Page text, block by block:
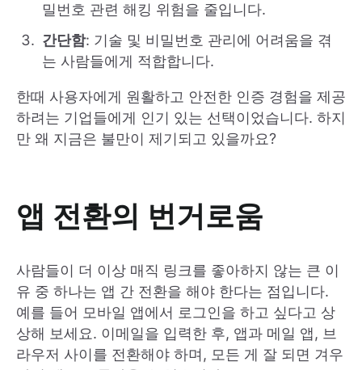
밀번호 관련 해킹 위험을 줄입니다.
간단함: 기술 및 비밀번호 관리에 어려움을 겪
는 사람들에게 적합합니다.
한때 사용자에게 원활하고 안전한 인증 경험을 제공
하려는 기업들에게 인기 있는 선택이었습니다. 하지
만 왜 지금은 불만이 제기되고 있을까요?
앱 전환의 번거로움
사람들이 더 이상 매직 링크를 좋아하지 않는 큰 이
유 중 하나는 앱 간 전환을 해야 한다는 점입니다.
예를 들어 모바일 앱에서 로그인을 하고 싶다고 상
상해 보세요. 이메일을 입력한 후, 앱과 메일 앱, 브
라우저 사이를 전환해야 하며, 모든 게 잘 되면 겨우